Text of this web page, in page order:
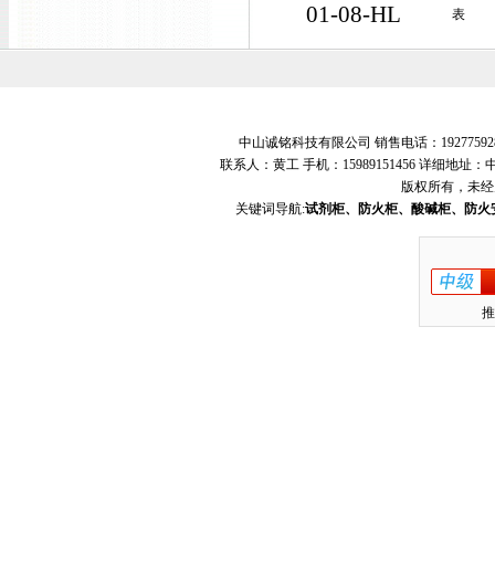
01-08-HL
表
中山诚铭科技有限公司 销售电话：
联系人：黄工 手机：15989151456 详细地址
版权所有，未
关键词导航:试剂柜、防火柜、酸碱柜、防